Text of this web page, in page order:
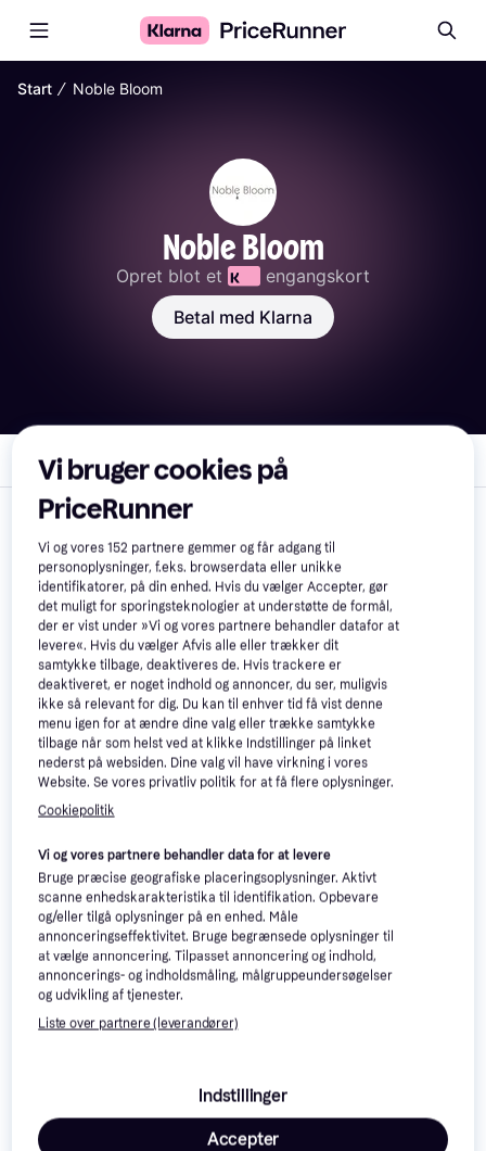
Start ∕ Noble Bloom
Noble Bloom
Opret blot et
engangskort
Betal med Klarna
AnmeldelserBetalingLeveringsmuligheder
Anmeldelser
Hjælp andre til at gøre bedre køb. Del din seneste
oplevelse ved at fortælle, hvad du syntes var godt
eller mindre godt, da du handlede hos butikken.
Betaling
Betalingsmuligheder
Klarna, MobilePay, Dankort,
Mastercard, Visa, Maestro
Leveringsmuligheder
TRANSPORTØR LEVERINGSMULIGHEDER
DAO365 daoHome
g / Til døren
DAO365 daoShop
Hjemme
Vi bruger cookies på
PriceRunner
Vi og vores152 partnere gemmer og får adgang til
personoplysninger, f.eks. browserdata eller unikke
identifikatorer, på din enhed. Hvis du vælger Accepter, gør
det muligt for sporingsteknologier at understøtte de formål,
der er vist under »Vi og vores partnere behandler datafor at
levere«. Hvis du vælger Afvis alle eller trækker dit
samtykke tilbage, deaktiveres de. Hvis trackere er
deaktiveret, er noget indhold og annoncer, du ser, muligvis
ikke så relevant for dig. Du kan til enhver tid få vist denne
menu igen for at ændre dine valg eller trække samtykke
tilbage når som helst ved at klikke Indstillinger på linket
nederst på websiden. Dine valg vil have virkning i vores
Website. Se vores privatliv politik for at få flere oplysninger.
Cookiepolitik
Vi og vores partnere behandler data for at levere
Bruge præcise geografiske placeringsoplysninger. Aktivt
scanne enhedskarakteristika til identifikation. Opbevare
og/eller tilgå oplysninger på en enhed. Måle
annonceringseffektivitet. Bruge begrænsede oplysninger til
at vælge annoncering. Tilpasset annoncering og indhold,
annoncerings- og indholdsmåling, målgruppeundersøgelser
og udvikling af tjenester.
Liste over partnere (leverandører)
Indstillinger
Accepter